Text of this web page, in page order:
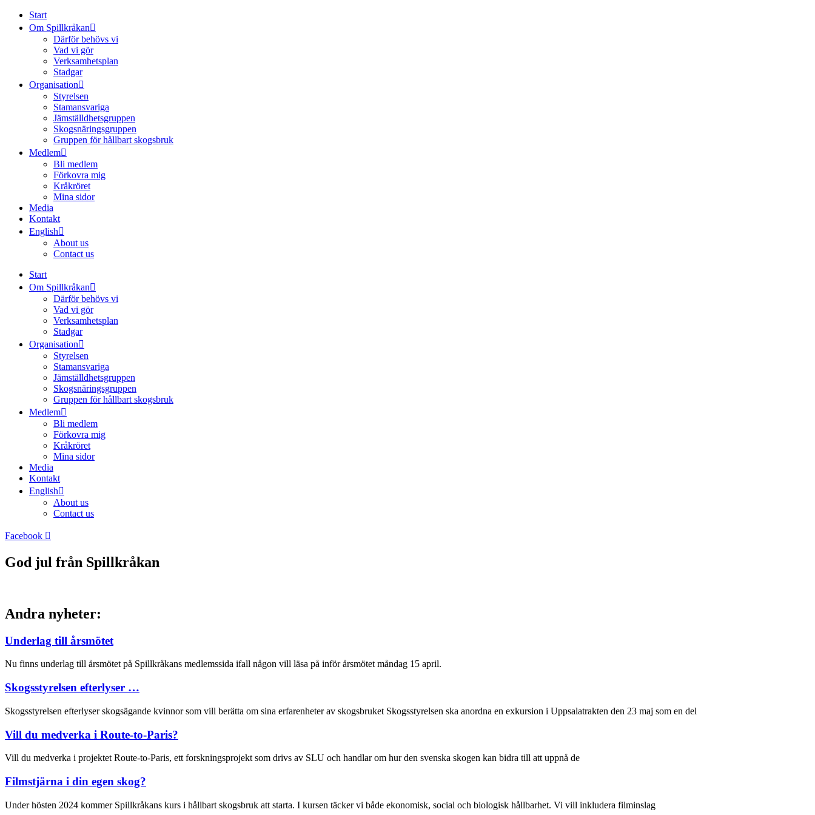
Start
Om Spillkråkan
Därför behövs vi
Vad vi gör
Verksamhetsplan
Stadgar
Organisation
Styrelsen
Stamansvariga
Jämställdhetsgruppen
Skogsnäringsgruppen
Gruppen för hållbart skogsbruk
Medlem
Bli medlem
Förkovra mig
Kråkröret
Mina sidor
Media
Kontakt
English
About us
Contact us
Start
Om Spillkråkan
Därför behövs vi
Vad vi gör
Verksamhetsplan
Stadgar
Organisation
Styrelsen
Stamansvariga
Jämställdhetsgruppen
Skogsnäringsgruppen
Gruppen för hållbart skogsbruk
Medlem
Bli medlem
Förkovra mig
Kråkröret
Mina sidor
Media
Kontakt
English
About us
Contact us
Facebook
God jul från Spillkråkan
Andra nyheter:
Underlag till årsmötet
Nu finns underlag till årsmötet på Spillkråkans medlemssida ifall någon vill läsa på inför årsmötet måndag 15 april.
Skogsstyrelsen efterlyser …
Skogsstyrelsen efterlyser skogsägande kvinnor som vill berätta om sina erfarenheter av skogsbruket Skogsstyrelsen ska anordna en exkursion i Uppsalatrakten den 23 maj som en del
Vill du medverka i Route-to-Paris?
Vill du medverka i projektet Route-to-Paris, ett forskningsprojekt som drivs av SLU och handlar om hur den svenska skogen kan bidra till att uppnå de
Filmstjärna i din egen skog?
Under hösten 2024 kommer Spillkråkans kurs i hållbart skogsbruk att starta. I kursen täcker vi både ekonomisk, social och biologisk hållbarhet. Vi vill inkludera filminslag